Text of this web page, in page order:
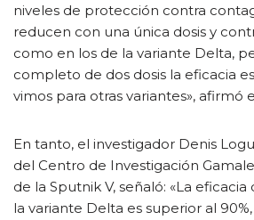
niveles de protección contra
reducen con una única dosis y
como en los de la variante Delta,
completo de dos dosis la eficacia
vimos para otras variantes», afirmó
En tanto, el investigador Denis
del Centro de Investigación
de la Sputnik V, señaló: «La
la variante Delta es superior al